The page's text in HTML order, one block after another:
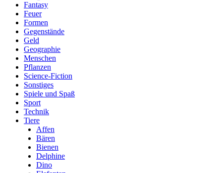
Fantasy
Feuer
Formen
Gegenstände
Geld
Geographie
Menschen
Pflanzen
Science-Fiction
Sonstiges
Spiele und Spaß
Sport
Technik
Tiere
Affen
Bären
Bienen
Delphine
Dino